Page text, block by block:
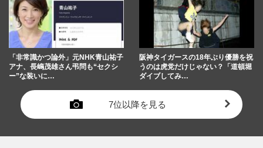
「非常識かつ論外」元NHK青山祐子
アナ、長嶋茂雄さん弔問も“セクシ
ー”な装いに…
阪神タイガースの18年ぶり優勝を祝
うのは虎党だけじゃない？「道頓堀
ダイブしてみ…
7位以降を見る